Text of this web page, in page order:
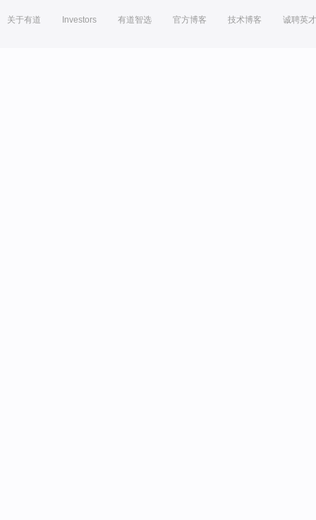
关于有道 Investors 有道智选 官方博客 技术博客 诚聘英才